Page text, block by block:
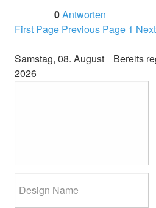
0Antworten
First Page Previous Page 1
Bereits
Samstag, 08. August
2026